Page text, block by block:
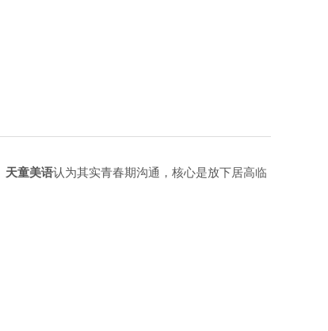
天童美语认为其实青春期沟通，核心是放下居高临